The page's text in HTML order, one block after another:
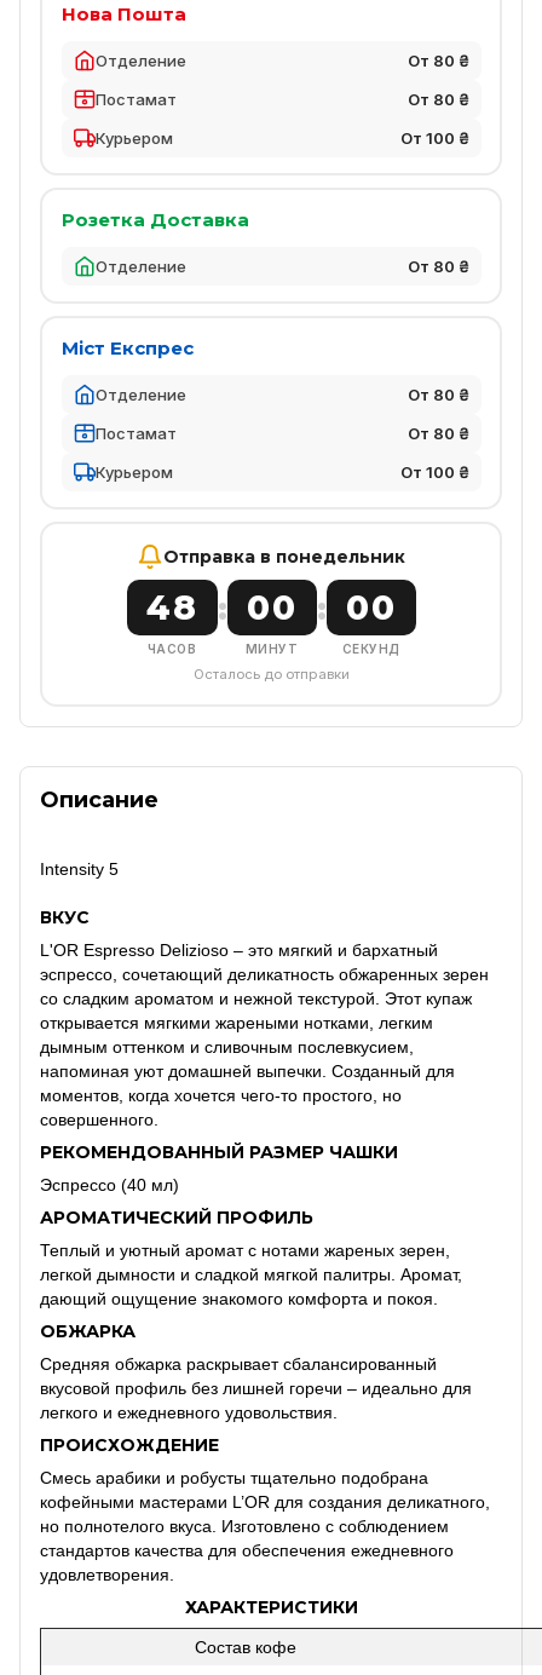
Нова Пошта
Отделение
От 80 ₴
Постамат
От 80 ₴
Курьером
От 100 ₴
Розетка Доставка
Отделение От 80 ₴
Міст Експрес
Отделение
От 80 ₴
Постамат
От 80 ₴
Курьером
От 100 ₴
Отправка в понедельник
48
ЧАСОВ
: 00
МИНУТ
: 00
СЕКУНД
Осталось до отправки
Описание
Intensity 5
ВКУС
L'OR Espresso Delizioso – это мягкий и бархатный
эспрессо, сочетающий деликатность обжаренных зерен
со сладким ароматом и нежной текстурой.
Этот купаж
открывается мягкими жареными нотками, легким
дымным оттенком и сливочным послевкусием,
напоминая уют домашней выпечки. Созданный для
моментов, когда хочется чего-то простого, но
совершенного.
РЕКОМЕНДОВАННЫЙ РАЗМЕР ЧАШКИ
Эспрессо (40 мл)
АРОМАТИЧЕСКИЙ ПРОФИЛЬ
Теплый и уютный аромат с нотами жареных зерен,
легкой дымности и сладкой мягкой палитры. Аромат,
дающий ощущение знакомого комфорта и покоя.
ОБЖАРКА
Средняя обжарка раскрывает сбалансированный
вкусовой профиль без лишней горечи – идеально для
легкого и ежедневного удовольствия.
ПРОИСХОЖДЕНИЕ
Смесь арабики и робусты тщательно подобрана
кофейными мастерами L’OR для создания деликатного,
но полнотелого вкуса.
Изготовлено с соблюдением
стандартов качества для обеспечения ежедневного
удовлетворения.
ХАРАКТЕРИСТИКИ
Состав кофе